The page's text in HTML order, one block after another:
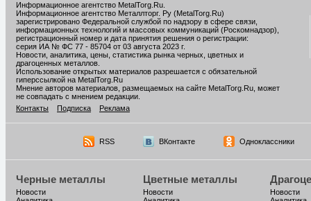
Информационное агентство MetalTorg.Ru
Информационное агентство Металлторг. Ру (MetalTorg.Ru)
зарегистрировано Федеральной службой по надзору в сфере связи,
информационных технологий и массовых коммуникаций (Роскомнадзор),
регистрационный номер и дата принятия решения о регистрации:
серия ИА № ФС 77 - 85704 от 03 августа 2023 г.
Новости, аналитика, цены, статистика рынка черных, цветных и
драгоценных металлов.
Использование открытых материалов разрешается с обязательной
гиперссылкой на MetalTorg.Ru
Мнение авторов материалов, размещаемых на сайте MetalTorg.Ru, может
не совпадать с мнением редакции.
Контакты
Подписка Реклама
RSS ВКонтакте Одноклассники
Черные металлы
Новости
Цветные металлы
Новости
Новости